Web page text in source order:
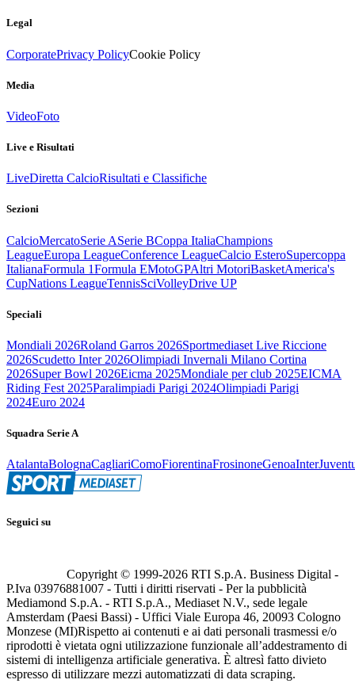
Legal
CorporatePrivacy PolicyCookie Policy
Media
VideoFoto
Live e Risultati
LiveDiretta CalcioRisultati e Classifiche
Sezioni
CalcioMercatoSerie ASerie BCoppa ItaliaChampions
LeagueEuropa LeagueConference LeagueCalcio EsteroSupercoppa
ItalianaFormula 1Formula EMotoGPAltri MotoriBasketAmerica's
CupNations LeagueTennisSciVolleyDrive UP
Speciali
Mondiali 2026Roland Garros 2026Sportmediaset Live Riccione
2026Scudetto Inter 2026Olimpiadi Invernali Milano Cortina
2026Super Bowl 2026Eicma 2025Mondiale per club 2025EICMA
Riding Fest 2025Paralimpiadi Parigi 2024Olimpiadi Parigi
2024Euro 2024
Squadra Serie A
AtalantaBolognaCagliariComoFiorentinaFrosinoneGenoaInter
Seguici su
Copyright © 1999-2026 RTI S.p.A. Business Digital -
P.Iva 03976881007 - Tutti i diritti riservati - Per la pubblicità
Mediamond S.p.A. - RTI S.p.A., Mediaset N.V., sede legale
Amsterdam (Paesi Bassi) - Uffici Viale Europa 46, 20093 Cologno
Monzese (MI)Rispetto ai contenuti e ai dati personali trasmessi e/o
riprodotti è vietata ogni utilizzazione funzionale all’addestramento di
sistemi di intelligenza artificiale generativa. È altresì fatto divieto
espresso di utilizzare mezzi automatizzati di data scraping.